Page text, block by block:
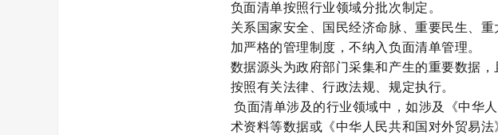
负面清单按照行业领域分批次制定。
关系国家安全、国民经济命脉、重要民生、
加严格的管理制度，不纳入负面清单管理。
数据源头为政府部门采集和产生的重要数据
按照有关法律、行政法规、规定执行。
负面清单涉及的行业领域中，如涉及《中华
术资料等数据或《中华人民共和国对外贸易